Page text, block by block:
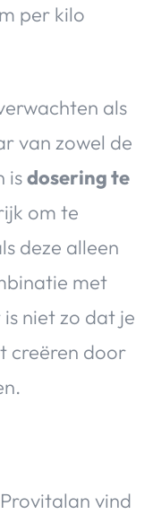
per kilo
als
van zowel de
isdosering te
om te
deze alleen
met
niet zo dat je
creëren door
vind